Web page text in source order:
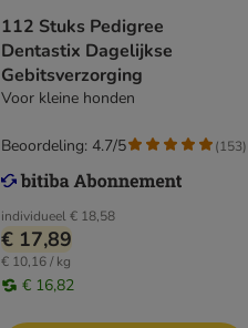
112 Stuks Pedigree
Dentastix Dagelijkse
Gebitsverzorging
Voor kleine honden
individueel€ 18,58
€ 17,89
€ 10,16 / kg
€ 16,82
Beoordeling: 4.7/5 (153)